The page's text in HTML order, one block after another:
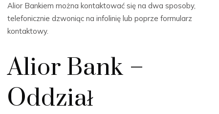
Alior Bankiem można kontaktować się na dwa sposoby,
telefonicznie dzwoniąc na infolinię lub poprze formularz
kontaktowy.
Alior Bank –
Oddział